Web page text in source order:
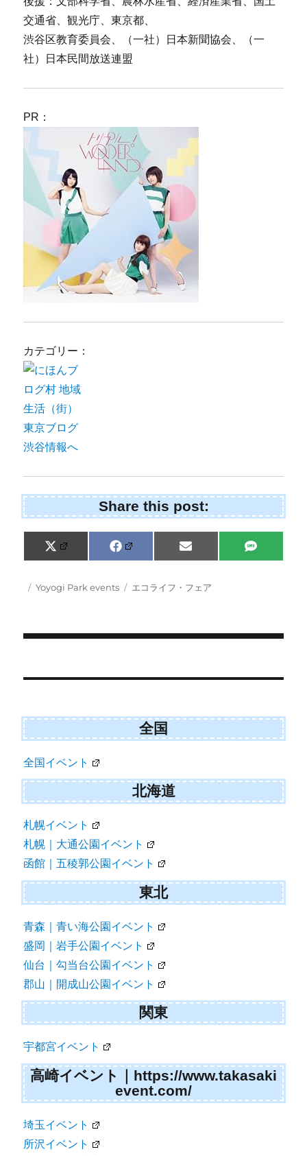
交通省、観光庁、東京都、
渋谷区教育委員会、（一社）日本新聞協会、（一
社）日本民間放送連盟
PR：
カテゴリー：
Share this post:
Share
on
X
(
w
i
r
Share
on
F
a
e
Share
on
E
m
i
Share
on
S
M
Posted
Categories
Yoyogi Park events Tags
エコライフ・フェア
navigation
全国
全国イベント
北海道
札幌イベント
札幌｜大通公園イベント
函館｜五稜郭公園イベント
東北
青森｜青い海公園イベント
盛岡｜岩手公園イベント
仙台｜勾当台公園イベント
郡山｜開成山公園イベント
関東
宇都宮イベント
高崎イベント｜https://www.takasaki
event.com/
埼玉イベント
所沢イベント